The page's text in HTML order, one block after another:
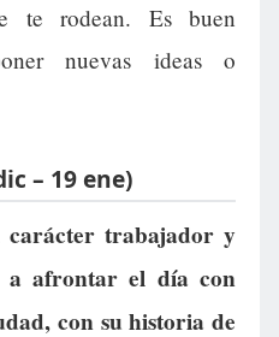
te rodean. Es buen
nuevas ideas o
– 19 ene)
trabajador y
a afrontar el día con
con su historia de